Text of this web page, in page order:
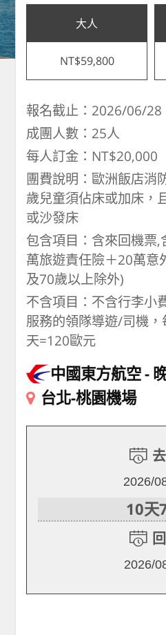
大人
NT$59,800
報名截止：2026/06/28
成團人數：25人
每人訂金：NT$20,000
團費說明：歐洲飯店消
歲兒童須佔床或加床，
或沙發床
包含項目：含來回機票
萬旅遊責任險＋20萬意
及70歲以上除外)
不含項目：不含行李小
服務的領隊導遊/司機
天=120歐元
中國東方航空
台北-桃園機場
2026/
10天
2026/